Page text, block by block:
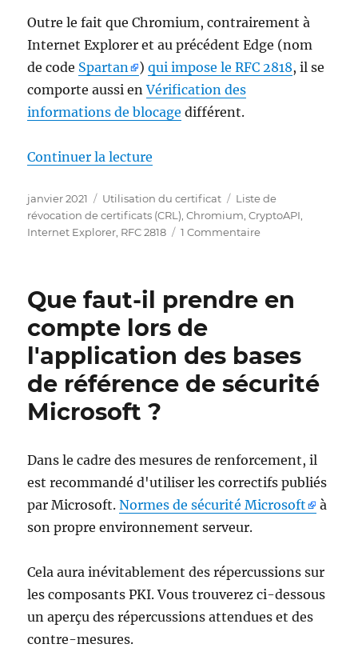
Outre le fait que Chromium, contrairement à
Internet Explorer et au précédent Edge (nom
de code Spartan )qui impose le RFC 2818, il se
comporte aussi enVérification des
informations de blocage différent.
Continuer la lecture
Publié
le
janvier 2021 Catégories
Utilisation du certificat Étiquettes
Liste de
révocation de certificats (CRL) ,Chromium ,CryptoAPI
Internet Explorer RFC 2818 1 Commentairesur
Microsoft
Sperrstatus
von
Zertifikaten
Que faut-il prendre en
compte lors de
l'application des bases
de référence de sécurité
Microsoft ?
Dans le cadre des mesures de renforcement, il
est recommandé d'utiliser les correctifs publiés
par Microsoft.Normes de sécurité Microsoft
à
son propre environnement serveur.
Cela aura inévitablement des répercussions sur
les composants PKI. Vous trouverez ci-dessous
un aperçu des répercussions attendues et des
contre-mesures.